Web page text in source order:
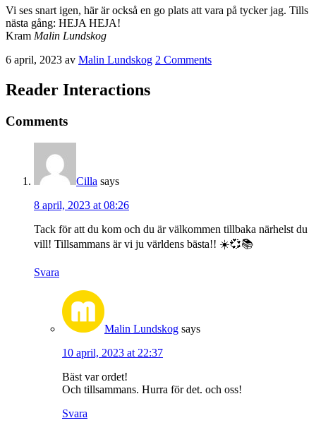
Vi ses snart igen, här är också en go plats att vara på tycker jag. Tills
nästa gång: HEJA HEJA!
Kram Malin Lundskog
6 april, 2023 av Malin Lundskog 2 Comments
Reader Interactions
Comments
Cilla says
8 april, 2023 at 08:26
Tack för att du kom och du är välkommen tillbaka närhelst du
vill! Tillsammans är vi ju världens bästa!! ☀️💞📚
Svara
Malin Lundskog says
10 april, 2023 at 22:37
Bäst var ordet!
Och tillsammans. Hurra för det. och oss!
Svara